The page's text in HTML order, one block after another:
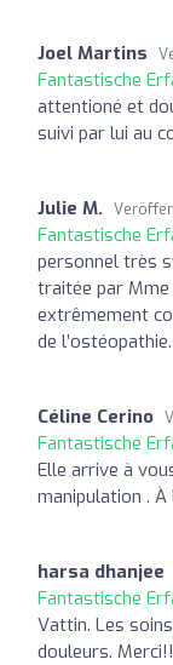
Joel Martins
Fantastische
attentioné et
suivi par lui au
Julie M.
Fantastische
personnel très
traitée par Mme
extrêmement
de l’ostéopathie.
Céline Cerino
Fantastische
Elle arrive à
manipulation . À
harsa dhanjee
Fantastische
Vattin. Les
douleurs.